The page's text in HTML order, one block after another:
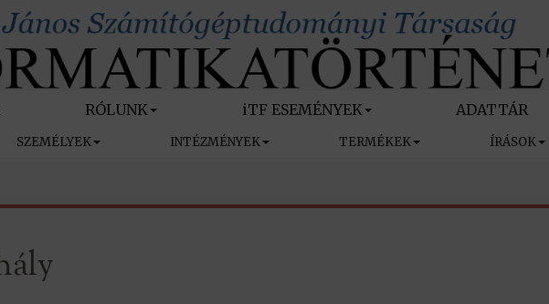
RÓLUNK iTF ESEMÉNYEK ADATTÁR
SZEMÉLYEK INTÉZMÉNYEK TERMÉKEK ÍRÁSOK